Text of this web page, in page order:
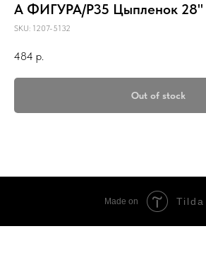
А ФИГУРА/P35 Цыпленок 28"
SKU: 1207-5132
484 р.
Out of stock
Made on Tilda